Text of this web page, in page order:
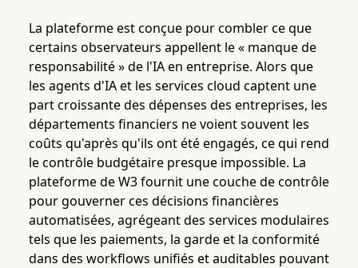
La plateforme est conçue pour combler ce que
certains observateurs appellent le « manque de
responsabilité » de l'IA en entreprise. Alors que
les agents d'IA et les services cloud captent une
part croissante des dépenses des entreprises, les
départements financiers ne voient souvent les
coûts qu'après qu'ils ont été engagés, ce qui rend
le contrôle budgétaire presque impossible. La
plateforme de W3 fournit une couche de contrôle
pour gouverner ces décisions financières
automatisées, agrégeant des services modulaires
tels que les paiements, la garde et la conformité
dans des workflows unifiés et auditables pouvant